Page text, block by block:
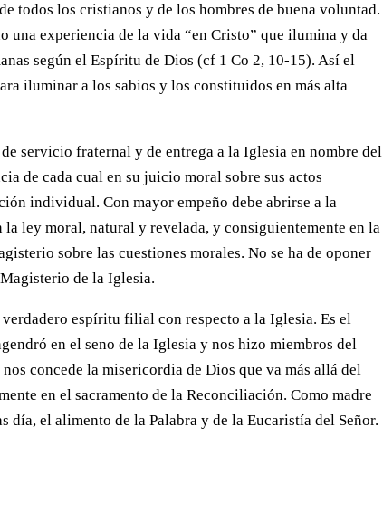
todos los cristianos y de los hombres de buena voluntad.
una experiencia de la vida “en Cristo” que ilumina y da
según el Espíritu de Dios (cf 1 Co 2, 10-15). Así el
iluminar a los sabios y los constituidos en más alta
servicio fraternal y de entrega a la Iglesia en nombre del
de cada cual en su juicio moral sobre sus actos
individual. Con mayor empeño debe abrirse a la
ley moral, natural y revelada, y consiguientemente en la
sobre las cuestiones morales. No se ha de oponer
de la Iglesia.
espíritu filial con respecto a la Iglesia. Es el
en el seno de la Iglesia y nos hizo miembros del
concede la misericordia de Dios que va más allá del
en el sacramento de la Reconciliación. Como madre
el alimento de la Palabra y de la Eucaristía del Señor.